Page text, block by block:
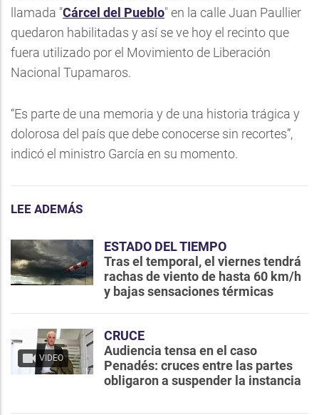
llamada "Cárcel del Pueblo" en la calle Juan Paullier
quedaron habilitadas y así se ve hoy el recinto que
fuera utilizado por el Movimiento de Liberación
Nacional Tupamaros.
“Es parte de una memoria y de una historia trágica y
dolorosa del país que debe conocerse sin recortes”,
indicó el ministro García en su momento.
LEE ADEMÁS
ESTADO DEL TIEMPO
Tras el temporal, el viernes tendrá
rachas de viento de hasta 60 km/h
y bajas sensaciones térmicas
VIDEO
CRUCE
Audiencia tensa en el caso
Penadés: cruces entre las partes
obligaron a suspender la instancia